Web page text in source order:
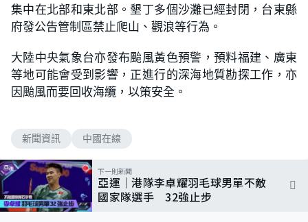
集中在北部和東北部。墾丁多個沙灘已經封閉，台東縣
府發公告管制區禁止爬山、觀浪等行為。
大陸中央氣象台亦發布颱風黃色預警，預料福建、廣東
等地可能會受到影響，正進行的深海地質勘探工作，亦
因颱風而要回收海纜，以策安全。
新聞資訊 中國在線
下一則新聞
亞運｜港隊李卓耀羽毛球男單不敵
國家隊選手 32強止步